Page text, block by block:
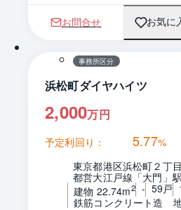
お問合せ お気1 / 0
事務所区分
浜松町ダイヤハイツ
2,000万円
予定利回り： 5.77%
東京都港区浜松町２丁目
都営大江戸線「大門」
建物 22.74m2 - 59戸
鉄筋コンクリート造　